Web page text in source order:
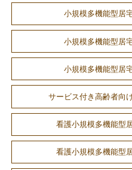
小規模多機能型居
小規模多機能型居
小規模多機能型居
サービス付き高齢者向
看護小規模多機能型
看護小規模多機能型